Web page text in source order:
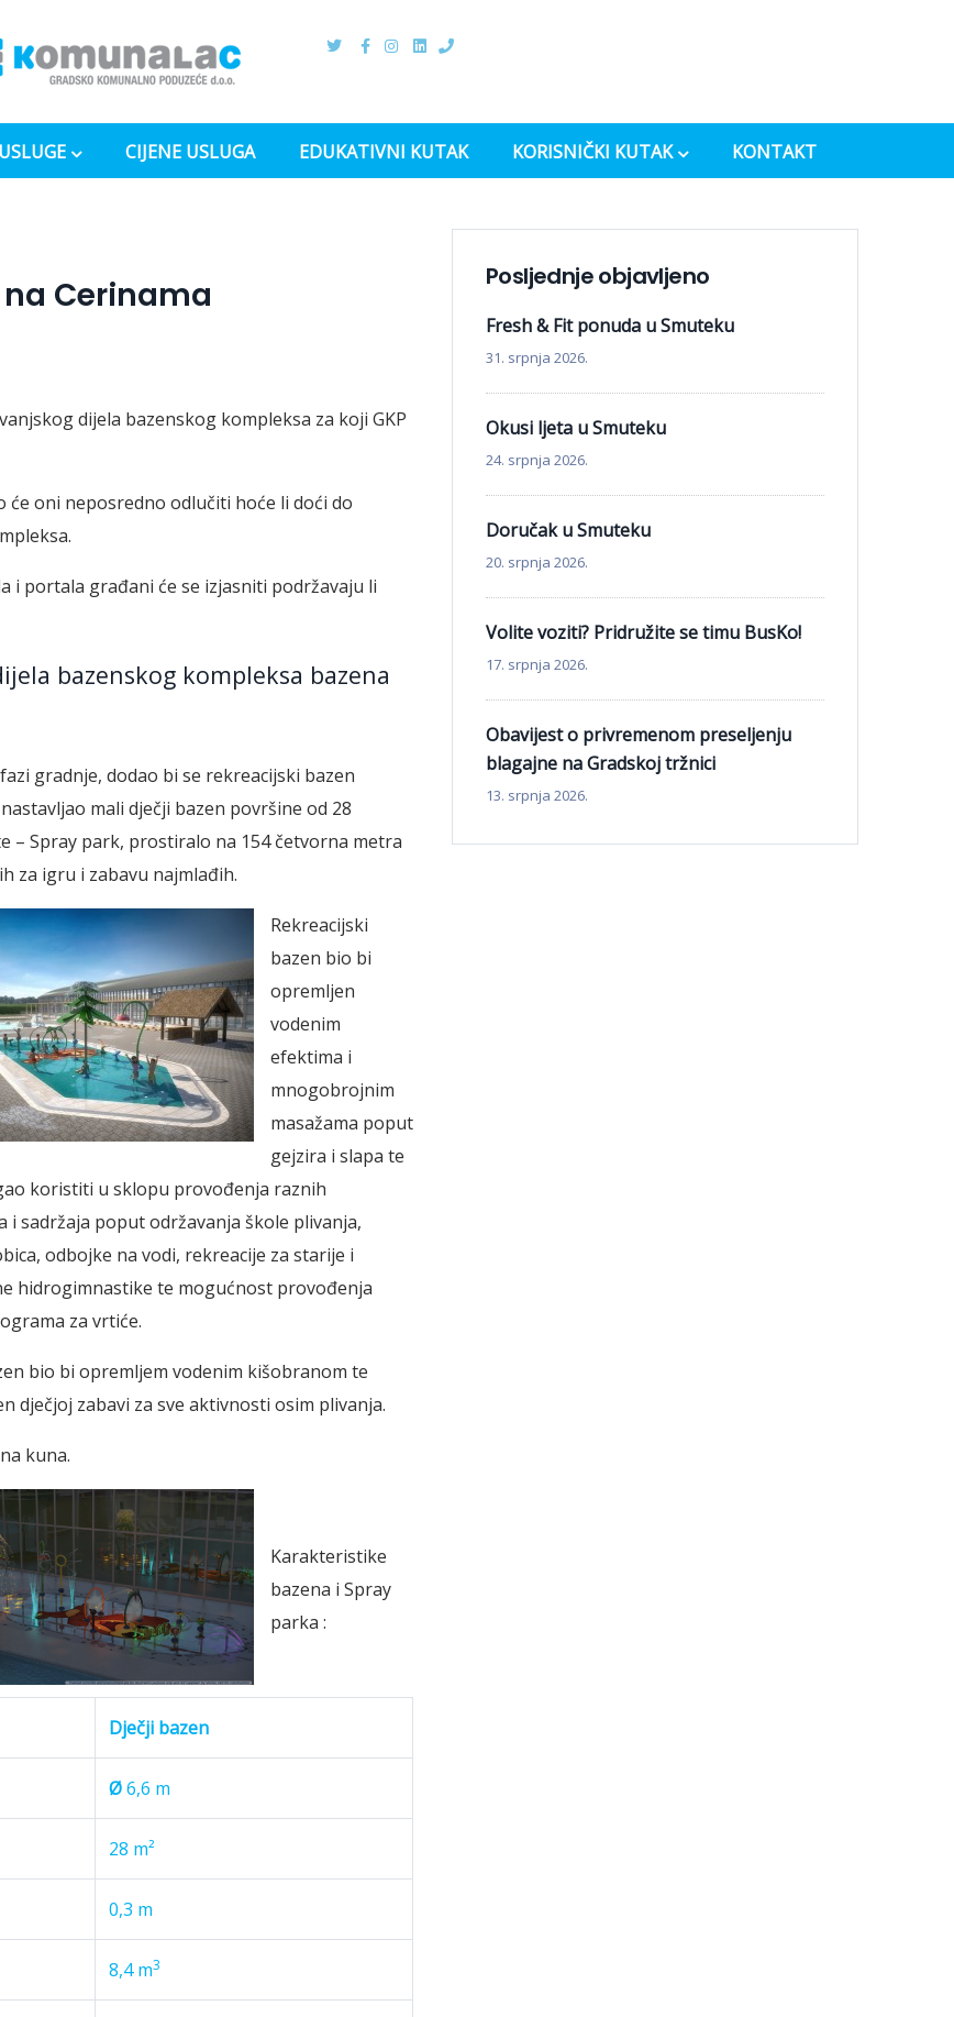
USLUGE CIJENE USLUGA EDUKATIVNI KUTAK KORISNIČKI KUTAK KONTAKT
Cerinama
dijela bazenskog kompleksa za koji GKP
će oni neposredno odlučiti hoće li doći do
i portala građani će se izjasniti podržavaju li
bazenskog kompleksa bazena
gradnje, dodao bi se rekreacijski bazen
mali dječji bazen površine od 28
– Spray park, prostiralo na 154 četvorna metra
za igru i zabavu najmlađih.
Rekreacijski
bazen bio bi
opremljen
vodenim
efektima i
mnogobrojnim
masažama poput
gejzira i slapa te
koristiti u sklopu provođenja raznih
i sadržaja poput održavanja škole plivanja,
odbojke na vodi, rekreacije za starije i
hidrogimnastike te mogućnost provođenja
za vrtiće.
bio bi opremljem vodenim kišobranom te
dječjoj zabavi za sve aktivnosti osim plivanja.
kuna.
Karakteristike
bazena i Spray
parka :
Dječji bazen
Ø6,6 m
28 m²
0,3 m
8,4 m3
Posljednje objavljeno
Fresh & Fit ponuda u Smuteku
31. srpnja 2026.
Okusi ljeta u Smuteku
24. srpnja 2026.
Doručak u Smuteku
20. srpnja 2026.
Volite voziti? Pridružite se timu BusKo!
17. srpnja 2026.
Obavijest o privremenom preseljenju
blagajne na Gradskoj tržnici
13. srpnja 2026.